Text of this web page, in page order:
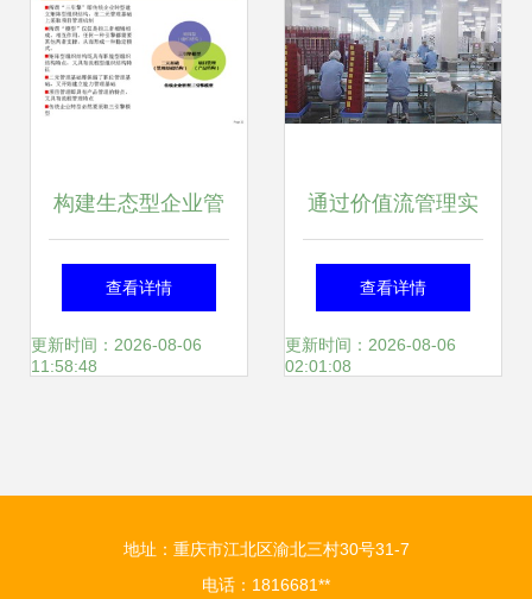
构建生态型企业管
理模式 面向未来的
组织进化
查看详情
更新时间：2026-08-06
11:58:48
通过价值流管理实
现工厂企业精益生
产 核心执行要点
查看详情
更新时间：2026-08-06
02:01:08
地址：重庆市江北区渝北三村30号31-7
电话：1816681**